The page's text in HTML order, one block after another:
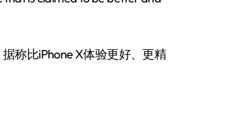
称比iPhone X体验更好、更精